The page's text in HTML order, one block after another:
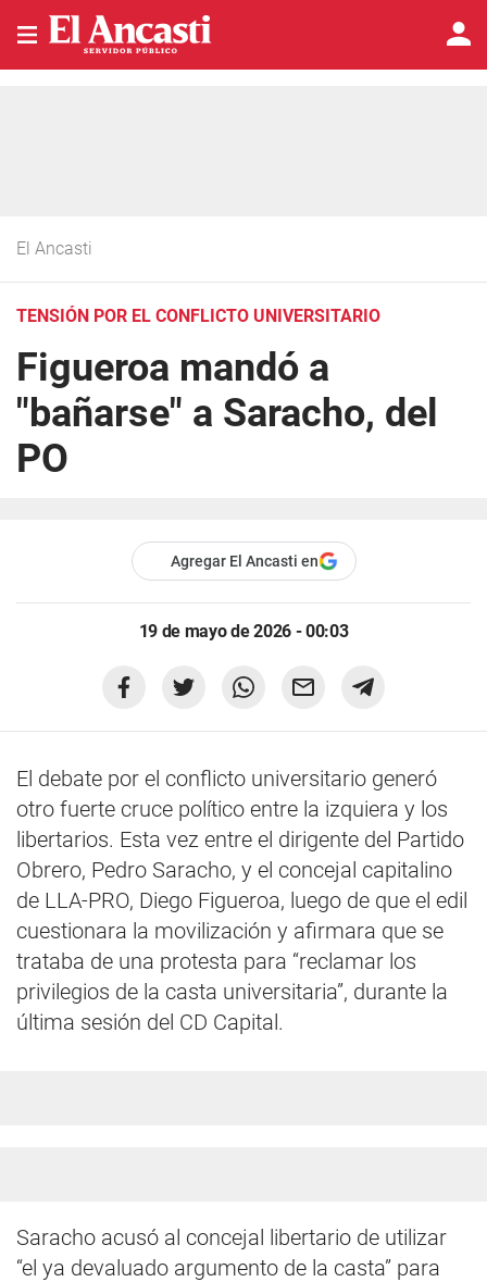
El Ancasti
TENSIÓN POR EL CONFLICTO UNIVERSITARIO
Figueroa mandó a
"bañarse" a Saracho, del
PO
Agregar El Ancasti en
19 de mayo de 2026 - 00:03
El debate por el conflicto universitario generó
otro fuerte cruce político entre la izquiera y los
libertarios. Esta vez entre el dirigente del Partido
Obrero, Pedro Saracho, y el concejal capitalino
de LLA-PRO, Diego Figueroa, luego de que el edil
cuestionara la movilización y afirmara que se
trataba de una protesta para “reclamar los
privilegios de la casta universitaria”, durante la
última sesión del CD Capital.
Saracho acusó al concejal libertario de utilizar
“el ya devaluado argumento de la casta” para